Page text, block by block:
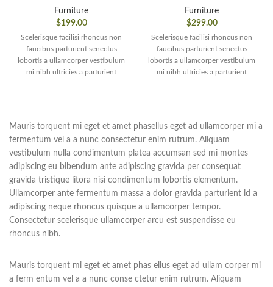
Furniture
$199.00
Scelerisque facilisi rhoncus non
faucibus parturient senectus
lobortis a ullamcorper vestibulum
mi nibh ultricies a parturient
Furniture
$299.00
Scelerisque facilisi rhoncus non
faucibus parturient senectus
lobortis a ullamcorper vestibulum
mi nibh ultricies a parturient
Mauris torquent mi eget et amet phasellus eget ad ullamcorper mi a
fermentum vel a a nunc consectetur enim rutrum. Aliquam
vestibulum nulla condimentum platea accumsan sed mi montes
adipiscing eu bibendum ante adipiscing gravida per consequat
gravida tristique litora nisi condimentum lobortis elementum.
Ullamcorper ante fermentum massa a dolor gravida parturient id a
adipiscing neque rhoncus quisque a ullamcorper tempor.
Consectetur scelerisque ullamcorper arcu est suspendisse eu
rhoncus nibh.
Mauris torquent mi eget et amet phas ellus eget ad ullam corper mi
a ferm entum vel a a nunc conse ctetur enim rutrum. Aliquam